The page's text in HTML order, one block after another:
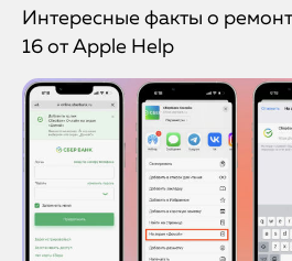
Интересные факты о
16 от Apple Help